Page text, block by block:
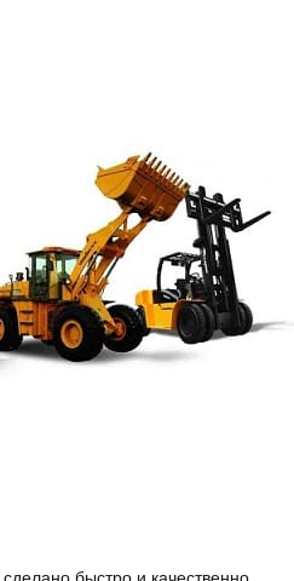
определить хотя бы в чем дело.
специалисты с необходимой
и др.Грузовойэвакуатор –
заказать эвакуатор. Осуществим
эвакуацияПлощадь Невского